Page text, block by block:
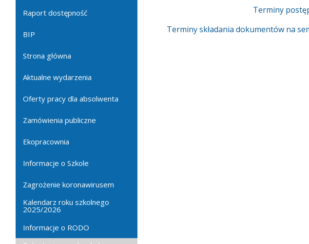
Raport dostępność
BIP
Strona główna
Aktualne wydarzenia
Oferty pracy dla absolwenta
Zamówienia publiczne
Ekopracownia
Informacje o Szkole
Zagrożenie koronawirusem
Kalendarz roku szkolnego
2025/2026
Informacje o RODO
Terminy
Terminy składania dokumentów na